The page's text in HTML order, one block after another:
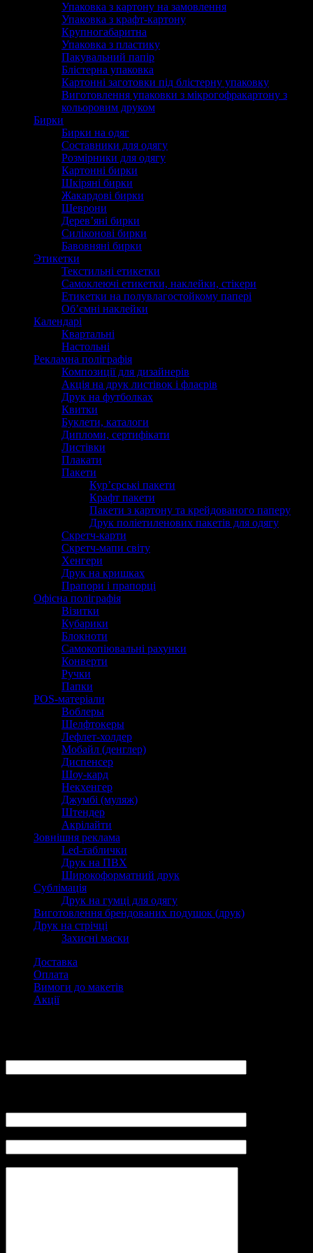
Упаковка з картону на замовлення
Упаковка з крафт-картону
Крупногабаритна
Упаковка з пластику
Пакувальний папір
Блістерна упаковка
Картонні заготовки під блістерну упаковку
Виготовлення упаковки з мікрогофракартону з
кольоровим друком
Бирки
Бирки на одяг
Составники для одягу
Розмірники для одягу
Картонні бирки
Шкіряні бирки
Жакардові бирки
Шеврони
Дерев’яні бирки
Силіконові бирки
Бавовняні бирки
Этикетки
Текстильні етикетки
Самоклеючі етикетки, наклейки, стікери
Етикетки на полувлагостойкому папері
Об’ємні наклейки
Календарі
Квартальні
Настольні
Рекламна поліграфія
Композиції для дизайнерів
Акція на друк листівок і флаєрів
Друк на футболках
Квитки
Буклети, каталоги
Дипломи, сертифікати
Листівки
Плакати
Пакети
Кур’єрські пакети
Крафт пакети
Пакети з картону та крейдованого паперу
Друк поліетиленових пакетів для одягу
Скретч-карти
Скретч-мапи світу
Хенгери
Друк на кришках
Прапори і прапорці
Офісна поліграфія
Візитки
Кубарики
Блокноти
Самокопіювальні рахунки
Конверти
Ручки
Папки
POS-матеріали
Воблеры
Шелфтокеры
Лефлет-холдер
Мобайл (денглер)
Диспенсер
Шоу-кард
Некхенгер
Джумбі (муляж)
Штендер
Акрілайти
Зовнішня реклама
Led-таблички
Друк на ПВХ
Широкоформатний друк
Сублімація
Друк на гумці для одягу
Виготовлення брендованих подушок (друк)
Друк на стрічці
Захисні маски
Доставка
Оплата
Вимоги до макетів
Акції